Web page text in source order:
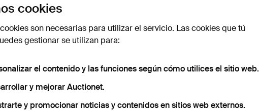
la contraseña?
cookies
son necesarias para utilizar el servicio. Las cookies que tú
gestionar se utilizan para:
el contenido y las funciones según cómo utilices el sitio web.
y mejorar Auctionet.
y promocionar noticias y contenidos en sitios web externos.